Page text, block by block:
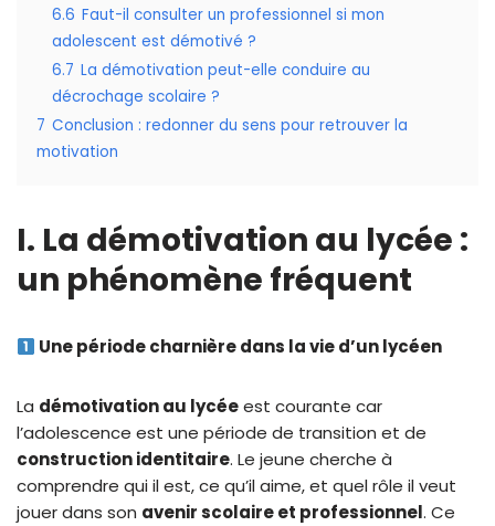
6.6 Faut-il consulter un professionnel si mon
adolescent est démotivé ?
6.7 La démotivation peut-elle conduire au
décrochage scolaire ?
7 Conclusion : redonner du sens pour retrouver la
motivation
I. La démotivation au lycée :
un phénomène fréquent
Une période charnière dans la vie d’un lycéen
La démotivation au lycéeest courante car
l’adolescence est une période de transition et de
construction identitaire. Le jeune cherche à
comprendre qui il est, ce qu’il aime, et quel rôle il veut
jouer dans son avenir scolaire et professionnel. Ce